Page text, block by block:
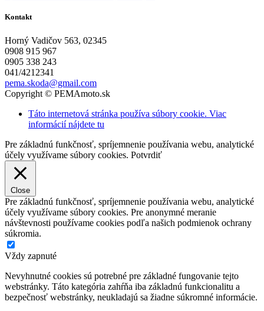
Kontakt
Horný Vadičov 563, 02345
0908 915 967
0905 338 243
041/4212341
pema.skoda@gmail.com
Copyright © PEMAmoto.sk
Táto internetová stránka používa súbory cookie. Viac
informácií nájdete tu
Pre základnú funkčnosť, spríjemnenie používania webu, analytické
účely využívame súbory cookies. Potvrdiť
Close
Pre základnú funkčnosť, spríjemnenie používania webu, analytické
účely využívame súbory cookies. Pre anonymné meranie
návštevnosti používame cookies podľa našich podmienok ochrany
súkromia.
Vždy zapnuté
Nevyhnutné cookies sú potrebné pre základné fungovanie tejto
webstránky. Táto kategória zahŕňa iba základnú funkcionalitu a
bezpečnosť webstránky, neukladajú sa žiadne súkromné informácie.